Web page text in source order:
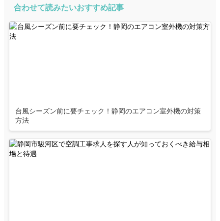
合わせて読みたいおすすめ記事
台風シーズン前に要チェック！静岡のエアコン室外機の対策
方法